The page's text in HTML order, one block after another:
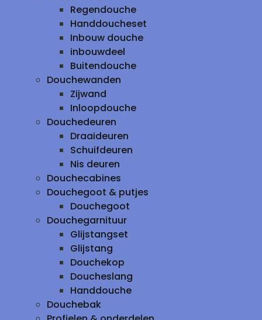
Regendouche
Handdoucheset
Inbouw douche
inbouwdeel
Buitendouche
Douchewanden
Zijwand
Inloopdouche
Douchedeuren
Draaideuren
Schuifdeuren
Nis deuren
Douchecabines
Douchegoot & putjes
Douchegoot
Douchegarnituur
Glijstangset
Glijstang
Douchekop
Doucheslang
Handdouche
Douchebak